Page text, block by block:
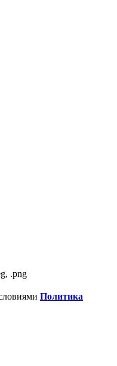
.png
Политика